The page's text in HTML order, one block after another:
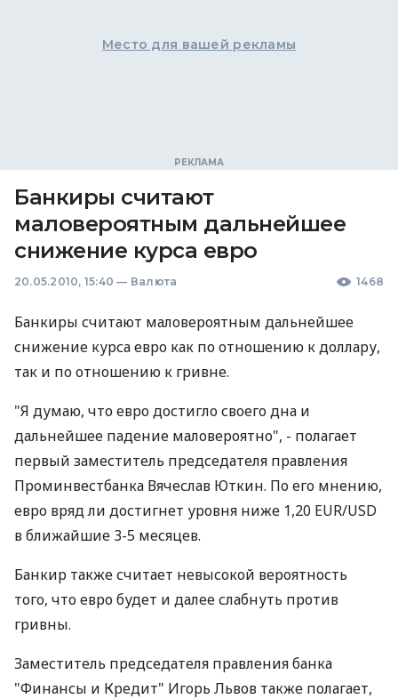
Место для вашей рекламы
Банкиры считают
маловероятным дальнейшее
снижение курса евро
20.05.2010, 15:40 — Валюта 1468
Банкиры считают маловероятным дальнейшее
снижение курса евро как по отношению к доллару,
так и по отношению к гривне.
"Я думаю, что евро достигло своего дна и
дальнейшее падение маловероятно", - полагает
первый заместитель председателя правления
Проминвестбанка Вячеслав Юткин. По его мнению,
евро вряд ли достигнет уровня ниже 1,20 EUR/USD
в ближайшие 3-5 месяцев.
Банкир также считает невысокой вероятность
того, что евро будет и далее слабнуть против
гривны.
Заместитель председателя правления банка
"Финансы и Кредит" Игорь Львов также полагает,